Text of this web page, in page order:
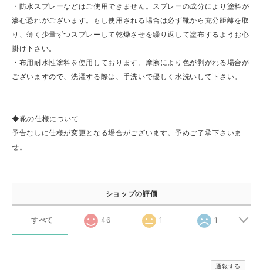
・防水スプレーなどはご使用できません。スプレーの成分により塗料が
滲む恐れがございます。もし使用される場合は必ず靴から充分距離を取
り、薄く少量ずつスプレーして乾燥させを繰り返して塗布するようお心
掛け下さい。
・布用耐水性塗料を使用しております。摩擦により色が剥がれる場合が
ございますので、洗濯する際は、手洗いで優しく水洗いして下さい。
◆靴の仕様について
予告なしに仕様が変更となる場合がございます。予めご了承下さいま
せ。
ショップの評価
すべて 46 1 1
通報する